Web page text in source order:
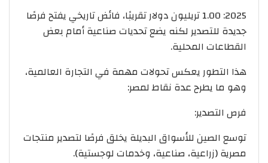
2025: 1.00 تريليون دولار تقريبًا، فائض تاريخي يفتح فرصًا
جديدة للتصدير لكنه يضع تحديات صناعية أمام بعض
القطاعات المحلية.
هذا التطور يعكس تحولات مهمة في التجارة العالمية،
وهو ما يطرح عدة نقاط لمصر:
فرص التصدير:
توسع الصين للأسواق البديلة يخلق فرصًا لتصدير منتجات
مصرية (زراعية، صناعية، وخدمات لوجستية).